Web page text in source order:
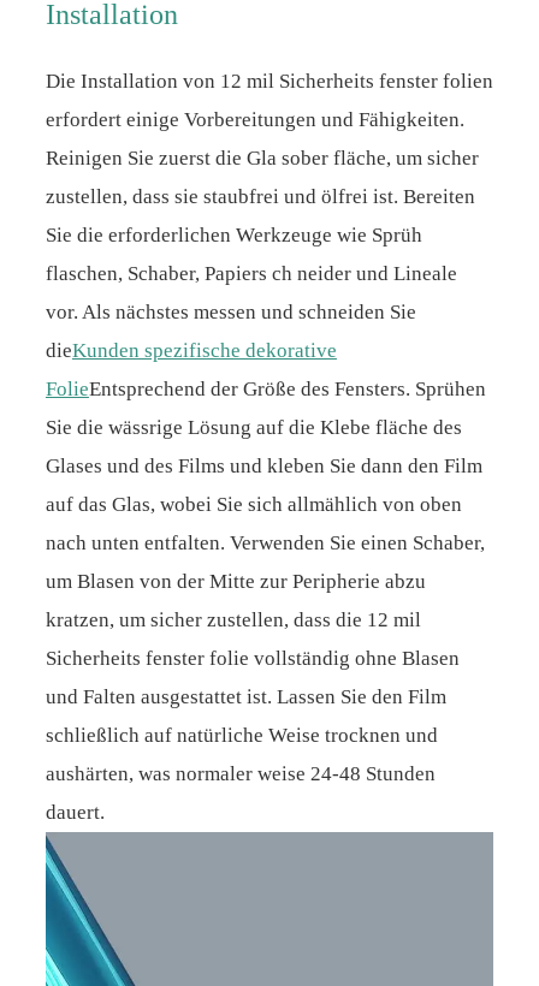
Installation
Die Installation von 12 mil Sicherheits fenster folien
erfordert einige Vorbereitungen und Fähigkeiten.
Reinigen Sie zuerst die Gla sober fläche, um sicher
zustellen, dass sie staubfrei und ölfrei ist. Bereiten
Sie die erforderlichen Werkzeuge wie Sprüh
flaschen, Schaber, Papiers ch neider und Lineale
vor. Als nächstes messen und schneiden Sie
dieKunden spezifische dekorative
FolieEntsprechend der Größe des Fensters. Sprühen
Sie die wässrige Lösung auf die Klebe fläche des
Glases und des Films und kleben Sie dann den Film
auf das Glas, wobei Sie sich allmählich von oben
nach unten entfalten. Verwenden Sie einen Schaber,
um Blasen von der Mitte zur Peripherie abzu
kratzen, um sicher zustellen, dass die 12 mil
Sicherheits fenster folie vollständig ohne Blasen
und Falten ausgestattet ist. Lassen Sie den Film
schließlich auf natürliche Weise trocknen und
aushärten, was normaler weise 24-48 Stunden
dauert.